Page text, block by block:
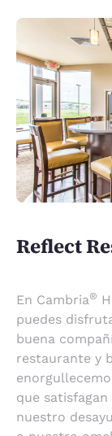
Reflect
En Cambria®
puedes
buena
restaurante y
que
nuestro